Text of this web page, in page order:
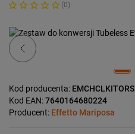
(0)
Previous
Kod producenta: EMCHCLKITORS
Kod EAN:7640164680224
Producent: Effetto Mariposa